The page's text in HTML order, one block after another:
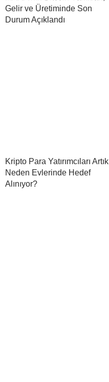
Gelir ve Üretiminde Son
Durum Açıklandı
Kripto Para Yatırımcıları Artık
Neden Evlerinde Hedef
Alınıyor?